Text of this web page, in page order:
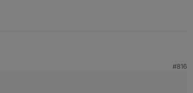
#816